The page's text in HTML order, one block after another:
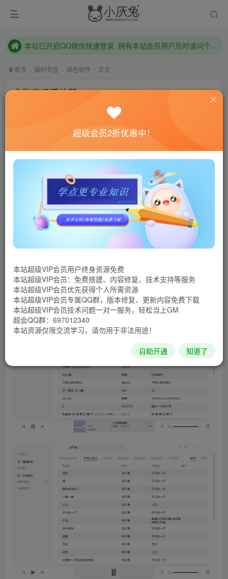
本站已开启QQ微信快速登录 ,拥有本站会员用户及时请问个人中心绑定！
本站已开启QQ微信快速登录 ,拥有本站会员用户及时请问个人中心绑定！
首页 福利专区 绿色软件 正文
全能音乐播放器Listen 1 v2.26.2
联网教程： 内附教程
单机教程： 内附教程
不懂的话联系客服！！！
Listen 1是一款非常不错的多平台音乐播放软件，可以搜
索和播放来自网易云音乐，虾米，QQ音乐，酷狗音乐，酷
我音乐，Bilibili，咪咕音乐网站的歌曲，让你的曲库更全面。
软件截图
超级会员2折优惠中！
本站超级VIP会员用户终身资源免费
本站超级VIP会员：免费搭建、内容修复、技术支持等服务
本站超级VIP会员优先获得个人所需资源
本站超级VIP会员专属QQ群，版本修复、更新内容免费下载
本站超级VIP会员技术问题一对一服务，轻松当上GM
超会QQ群：697012340
本站资源仅限交流学习，请勿用于非法用途！
自助开通 知道了